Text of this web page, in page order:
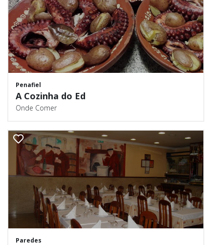
Penafiel
A Cozinha do Ed
Onde Comer
Paredes